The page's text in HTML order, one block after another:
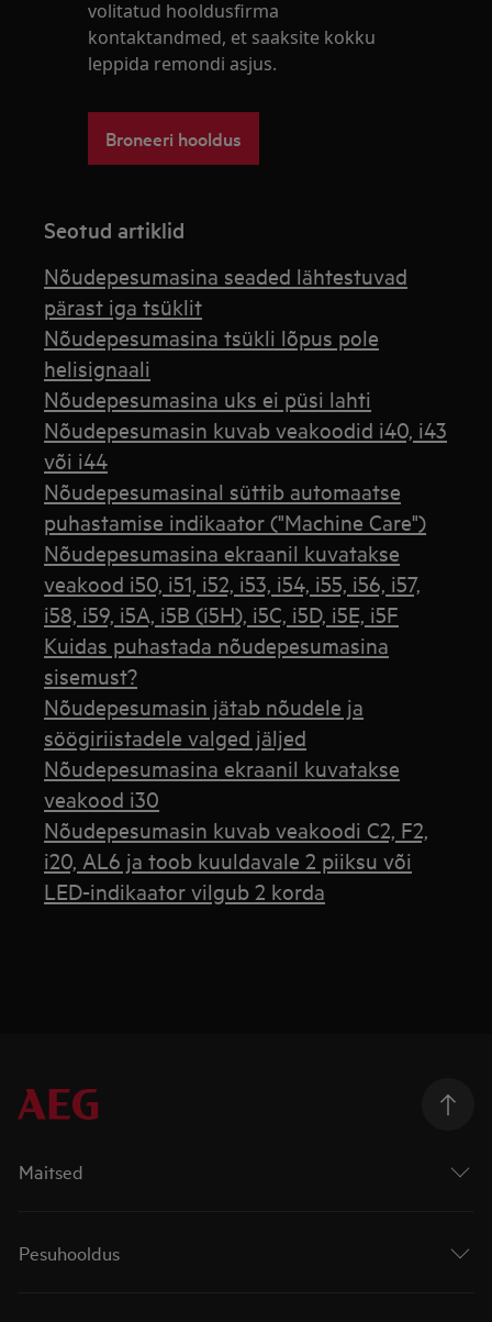
volitatud hooldusfirma
kontaktandmed, et saaksite kokku
leppida remondi asjus.
Broneeri hooldus
Seotud artiklid
Nõudepesumasina seaded lähtestuvad
pärast iga tsüklit
Nõudepesumasina tsükli lõpus pole
helisignaali
Nõudepesumasina uks ei püsi lahti
Nõudepesumasin kuvab veakoodid i40, i43
või i44
Nõudepesumasinal süttib automaatse
puhastamise indikaator ("Machine Care")
Nõudepesumasina ekraanil kuvatakse
veakood i50, i51, i52, i53, i54, i55, i56, i57,
i58, i59, i5A, i5B (i5H), i5C, i5D, i5E, i5F
Kuidas puhastada nõudepesumasina
sisemust?
Nõudepesumasin jätab nõudele ja
söögiriistadele valged jäljed
Nõudepesumasina ekraanil kuvatakse
veakood i30
Nõudepesumasin kuvab veakoodi C2, F2,
i20, AL6 ja toob kuuldavale 2 piiksu või
LED-indikaator vilgub 2 korda
Maitsed
Pesuhooldus